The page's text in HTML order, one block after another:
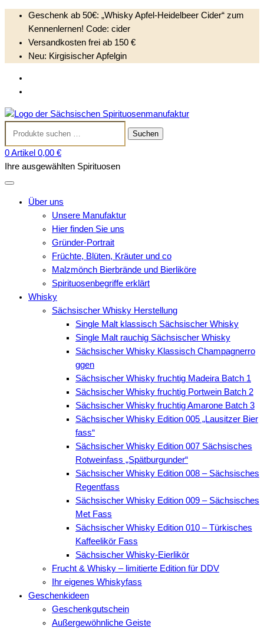
Geschenk ab 50€: „Whisky Apfel-Heidelbeer Cider“ zum
Kennenlernen! Code: cider
Versandkosten frei ab 150 €
Neu: Kirgisischer Apfelgin
p
o
c
o
n
Sächsischen
Suchen
0 Artikel 0,00 €
Ihre ausgewählten Spirituosen
Über uns
Unsere Manufaktur
Hier finden Sie uns
Gründer-Portrait
Früchte, Blüten, Kräuter und co
Malzmönch Bierbrände und Bierliköre
Spirituosenbegriffe erklärt
Whisky
Sächsischer Whisky Herstellung
Single Malt klassisch Sächsischer Whisky
Single Malt rauchig Sächsischer Whisky
Sächsischer Whisky Klassisch Champagnerro
ggen
Sächsischer Whisky fruchtig Madeira Batch 1
Sächsischer Whisky fruchtig Portwein Batch 2
Sächsischer Whisky fruchtig Amarone Batch 3
Sächsischer Whisky Edition 005 „Lausitzer Bier
fass“
Sächsischer Whisky Edition 007 Sächsisches
Rotweinfass „Spätburgunder“
Sächsischer Whisky Edition 008 – Sächsisches
Regentfass
Sächsischer Whisky Edition 009 – Sächsisches
Met Fass
Sächsischer Whisky Edition 010 – Türkisches
Kaffeelikör Fass
Sächsischer Whisky-Eierlikör
Frucht & Whisky – limitierte Edition für DDV
Ihr eigenes Whiskyfass
Geschenkideen
Geschenkgutschein
Außergewöhnliche Geiste